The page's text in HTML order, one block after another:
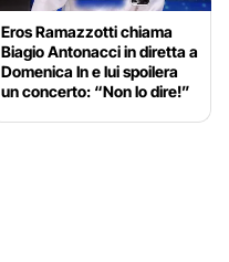
Eros Ramazzotti chiama
Biagio Antonacci in diretta a
Domenica In e lui spoilera
un concerto: “Non lo dire!”